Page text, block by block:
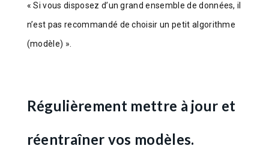
« Si vous disposez d’un grand ensemble de données, il
n’est pas recommandé de choisir un petit algorithme
(modèle) ».
Régulièrement mettre à jour et
réentraîner vos modèles.